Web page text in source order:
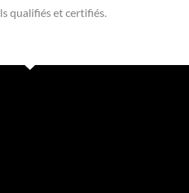
qualifiés et certifiés.